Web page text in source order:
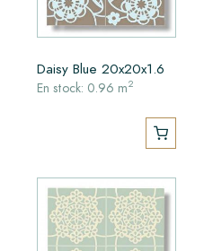
Daisy Blue 20x20x1.6
En stock: 0.96 m2